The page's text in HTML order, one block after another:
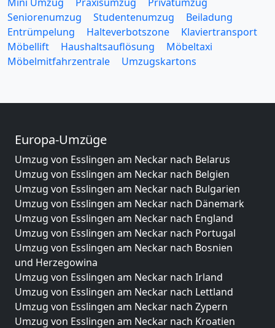
Seniorenumzug
Studentenumzug
Beiladung
Entrümpelung
Halteverbotszone
Klaviertransport
Möbellift
Haushaltsauflösung
Möbeltaxi
Möbelmitfahrzentrale
Umzugskartons
Europa-Umzüge
Umzug von Esslingen am Neckar nach Belarus
Umzug von Esslingen am Neckar nach Belgien
Umzug von Esslingen am Neckar nach Bulgarien
Umzug von Esslingen am Neckar nach Dänemark
Umzug von Esslingen am Neckar nach England
Umzug von Esslingen am Neckar nach Portugal
Umzug von Esslingen am Neckar nach Bosnien
und Herzegowina
Umzug von Esslingen am Neckar nach Irland
Umzug von Esslingen am Neckar nach Lettland
Umzug von Esslingen am Neckar nach Zypern
Umzug von Esslingen am Neckar nach Kroatien